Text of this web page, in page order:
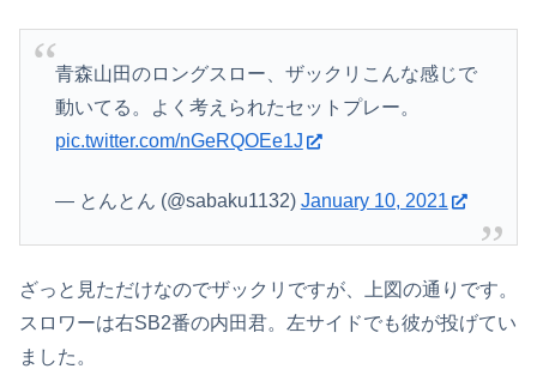
青森山田のロングスロー、ザックリこんな感じで
動いてる。よく考えられたセットプレー。
pic.twitter.com/nGeRQOEe1J
— とんとん (@sabaku1132) January 10, 2021
ざっと見ただけなのでザックリですが、上図の通りです。
スロワーは右SB2番の内田君。左サイドでも彼が投げてい
ました。